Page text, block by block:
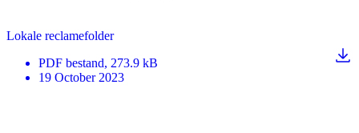
Lokale reclamefolder
PDF bestand, 273.9 kB
19 October 2023